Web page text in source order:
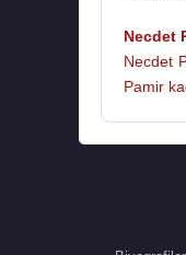
Necdet
Necdet
Pamir